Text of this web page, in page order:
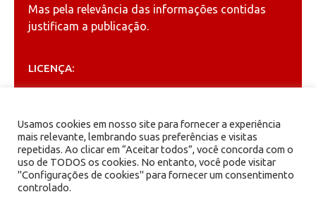
Mas pela relevância das informações contidas
justificam a publicação.
LICENÇA:
Creative Commons
ARQUIVOS
Arquivos
Usamos cookies em nosso site para fornecer a experiência
mais relevante, lembrando suas preferências e visitas
repetidas. Ao clicar em “Aceitar todos”, você concorda com o
uso de TODOS os cookies. No entanto, você pode visitar
"Configurações de cookies" para fornecer um consentimento
controlado.